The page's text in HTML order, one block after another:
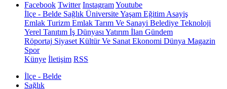
Facebook Twitter InstagramYoutube
İlçe - Belde Sağlık ÜniversiteYaşam Eğitim Asayiş
Emlak Turizm Emlak Tarım Ve Sanayi Belediye Teknoloji
Yerel Tanıtım İş Dünyası Yatırım İlan Gündem
Röportaj Siyaset Kültür Ve Sanat Ekonomi Dünya Magazin
Spor
Künye İletişim RSS
İlçe - Belde
Sağlık